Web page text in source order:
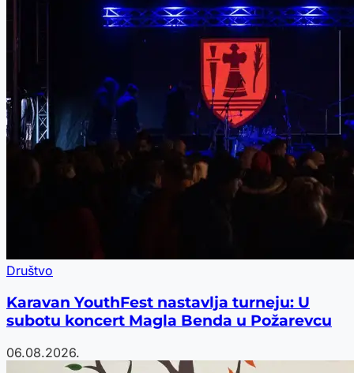
Društvo
Karavan YouthFest nastavlja turneju: U
subotu koncert Magla Benda u Požarevcu
06.08.2026.